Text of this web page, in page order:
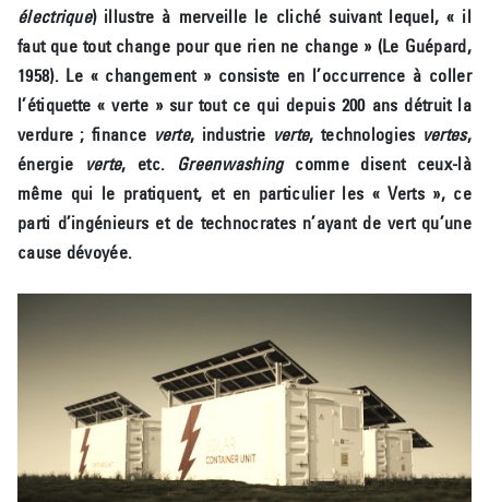
électrique) illustre à merveille le cliché suivant lequel, « il
faut que tout change pour que rien ne change » (Le Guépard,
1958). Le « changement » consiste en l’occurrence à coller
l’étiquette « verte » sur tout ce qui depuis 200 ans détruit la
verdure ; finance verte, industrie verte, technologies vertes,
énergie
verte, etc. Greenwashingcomme disent ceux-là
même qui le pratiquent, et en particulier les « Verts », ce
parti d’ingénieurs et de technocrates n’ayant de vert qu’une
cause dévoyée.